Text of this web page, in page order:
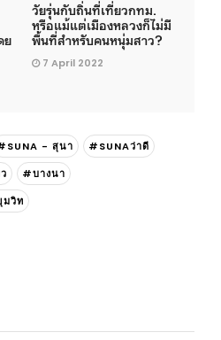
ย
วัยรุ่นกับถิ่นที่เที่ยวกทม.
หรือแม้แต่เมืองหลวงก็ไม่มี
พื้นที่สำหรับคนหนุ่มสาว?
7 April 2022
- สุนา
#SUNAว่าดี
#บางนา
วิท